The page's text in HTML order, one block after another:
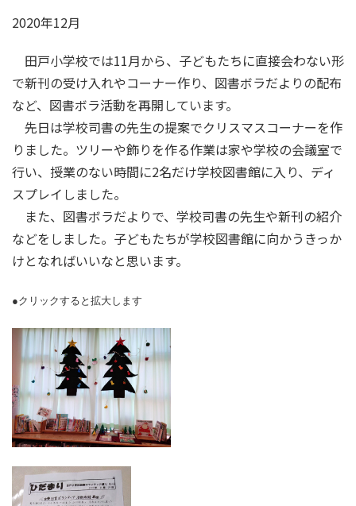
2020年12月
田戸小学校では11月から、子どもたちに直接会わない形
で新刊の受け入れやコーナー作り、図書ボラだよりの配布
など、図書ボラ活動を再開しています。
先日は学校司書の先生の提案でクリスマスコーナーを作
りました。ツリーや飾りを作る作業は家や学校の会議室で
行い、授業のない時間に2名だけ学校図書館に入り、ディ
スプレイしました。
また、図書ボラだよりで、学校司書の先生や新刊の紹介
などをしました。子どもたちが学校図書館に向かうきっか
けとなればいいなと思います。
●クリックすると拡大します